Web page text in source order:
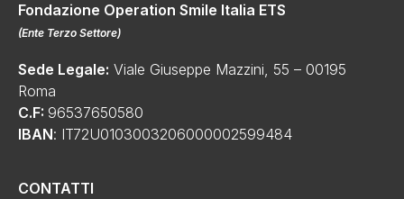
Fondazione Operation Smile Italia ETS
(Ente Terzo Settore)
Sede Legale: Viale Giuseppe Mazzini, 55 – 00195
Roma
C.F: 96537650580
IBAN: IT72U0103003206000002599484
CONTATTI